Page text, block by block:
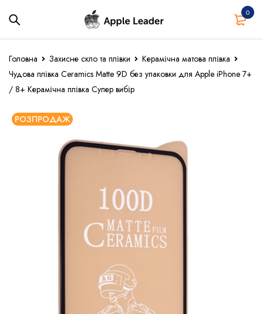
0
Головна Захисне скло та плівки
Керамічна матова плівка
Чудова плівка Ceramics Matte 9D без упаковки для Apple iPhone 7+
/ 8+ Керамічна плівка Супер вибір
РОЗПРОДАЖ